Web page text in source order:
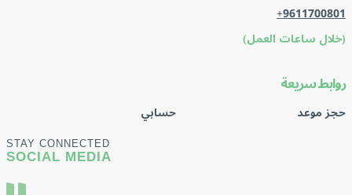
+9611700801
(خلال ساعات العمل)
روابط سريعة
حجز موعد حسابي
STAY CONNECTED
SOCIAL MEDIA